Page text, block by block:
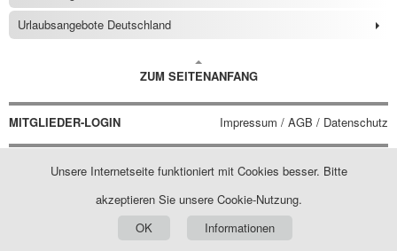
Urlaubsangebote Deutschland
ZUM SEITENANFANG
MITGLIEDER-LOGIN Impressum / AGB / Datenschutz
Unsere Internetseite funktioniert mit Cookies besser. Bitte
akzeptieren Sie unsere Cookie-Nutzung.
OK
Informationen